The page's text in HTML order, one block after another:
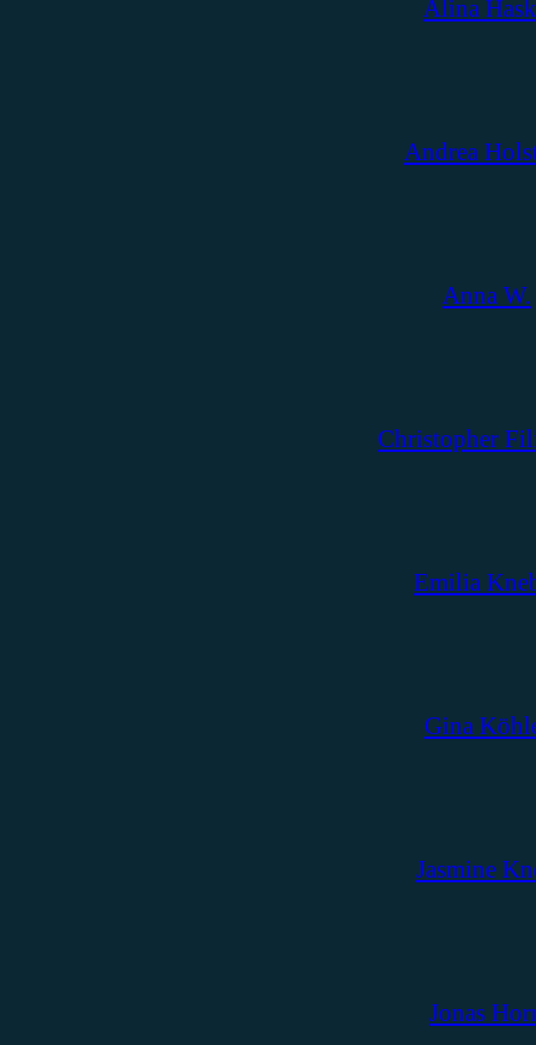
Alina
Andrea
Anna W.
Christopher
Emilia
Gina
Jasmine
Jonas